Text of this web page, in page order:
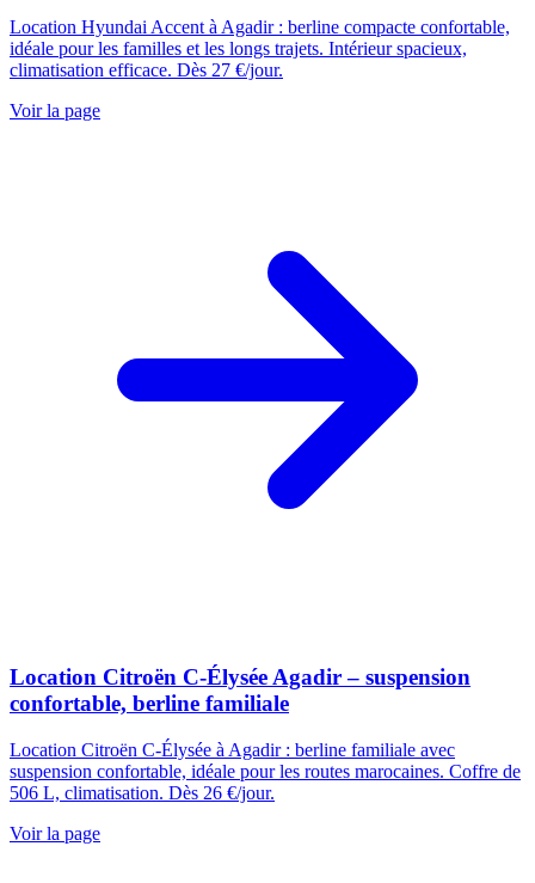
Location Hyundai Accent à Agadir : berline compacte confortable,
idéale pour les familles et les longs trajets. Intérieur spacieux,
climatisation efficace. Dès 27 €/jour.
Voir la page
Location Citroën C-Élysée Agadir – suspension
confortable, berline familiale
Location Citroën C-Élysée à Agadir : berline familiale avec
suspension confortable, idéale pour les routes marocaines. Coffre de
506 L, climatisation. Dès 26 €/jour.
Voir la page